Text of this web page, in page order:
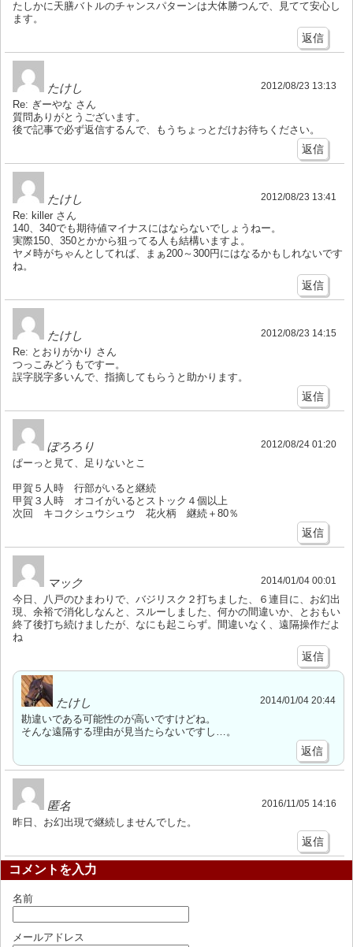
たしかに天膳バトルのチャンスパターンは大体勝つんで、見てて安心し
ます。
返信
たけし 2012/08/23 13:13
Re: ぎーやな さん
質問ありがとうございます。
後で記事で必ず返信するんで、もうちょっとだけお待ちください。
返信
たけし 2012/08/23 13:41
Re: killer さん
140、340でも期待値マイナスにはならないでしょうねー。
実際150、350とかから狙ってる人も結構いますよ。
ヤメ時がちゃんとしてれば、まぁ200～300円にはなるかもしれないです
ね。
返信
たけし 2012/08/23 14:15
Re: とおりがかり さん
つっこみどうもですー。
誤字脱字多いんで、指摘してもらうと助かります。
返信
ぽろろり 2012/08/24 01:20
ぱーっと見て、足りないとこ
甲賀５人時 行部がいると継続
甲賀３人時 オコイがいるとストック４個以上
次回 キコクシュウシュウ 花火柄 継続＋80％
返信
マック 2014/01/04 00:01
今日、八戸のひまわりで、バジリスク２打ちました、６連目に、お幻出
現、余裕で消化しなんと、スルーしました、何かの間違いか、とおもい
終了後打ち続けましたが、なにも起こらず。間違いなく、遠隔操作だよ
ね
返信
たけし 2014/01/04 20:44
勘違いである可能性のが高いですけどね。
そんな遠隔する理由が見当たらないですし…。
返信
匿名 2016/11/05 14:16
昨日、お幻出現で継続しませんでした。
返信
コメントを入力
名前
メールアドレス